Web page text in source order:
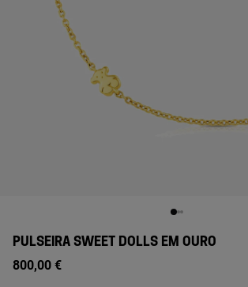
PULSEIRA SWEET DOLLS EM OURO
800,00 €